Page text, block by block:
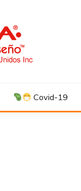
Covid-19